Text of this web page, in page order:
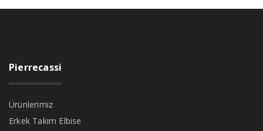
Pierrecassi
Ürünlerimiz
Erkek Takım Elbise